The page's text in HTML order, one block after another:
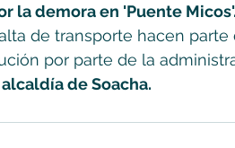
la demora en 'Puente Micos'.
de transporte hacen parte
por parte de la
de Soacha.